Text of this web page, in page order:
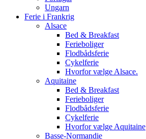
Ungarn
Ferie i Frankrig
Alsace
Bed & Breakfast
Ferieboliger
Flodbådsferie
Cykelferie
Hvorfor vælge Alsace.
Aquitaine
Bed & Breakfast
Ferieboliger
Flodbådsferie
Cykelferie
Hvorfor vælge Aquitaine
Basse-Normandie